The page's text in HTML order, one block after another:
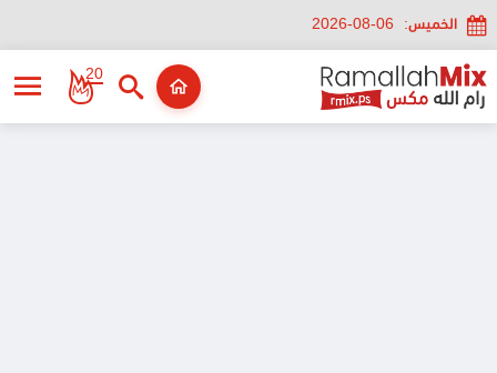
الخميس: 2026-08-06
20